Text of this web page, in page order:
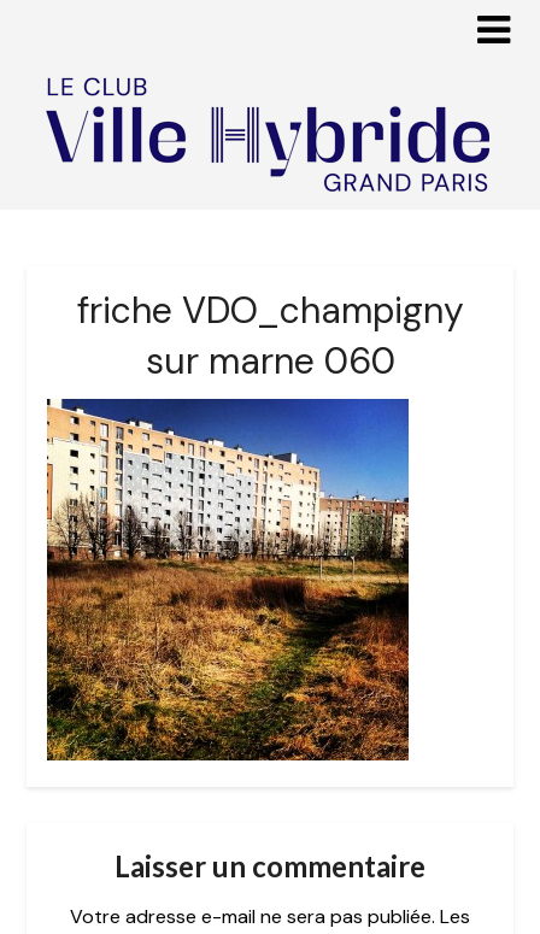
friche VDO_champigny
sur marne 060
Laisser un commentaire
Votre adresse e-mail ne sera pas publiée. Les